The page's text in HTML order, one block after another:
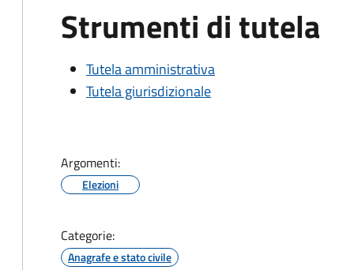
Strumenti di tutela
Tutela amministrativa
Tutela giurisdizionale
Argomenti:
Elezioni
Categorie:
Anagrafe e stato civile